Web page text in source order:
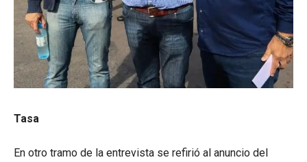
Tasa
En otro tramo de la entrevista se refirió al anuncio del